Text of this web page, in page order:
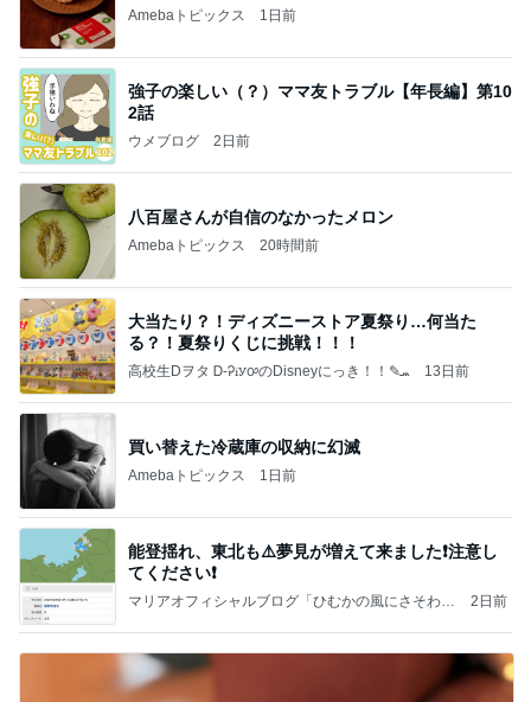
Amebaトピックス 1日前
強子の楽しい（？）ママ友トラブル【年長編】第10
2話
ウメブログ 2日前
八百屋さんが自信のなかったメロン
Amebaトピックス 20時間前
大当たり？！ディズニーストア夏祭り…何当た
る？！夏祭りくじに挑戦！！！
高校生Dヲタ Ꭰ-ᎮꭵꭹꭴのDisneyにっき！！✎ܚ 13日前
買い替えた冷蔵庫の収納に幻滅
Amebaトピックス 1日前
能登揺れ、東北も⚠️夢見が増えて来ました❗️注意し
てください❗️
マリアオフィシャルブログ「ひむかの風にさそわれ
2日前